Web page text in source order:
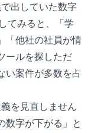
出していた数字
てみると、「学
「他社の社員が情
ールを探しただ
い案件が多数を占
を見直しません
数字が下がる」と